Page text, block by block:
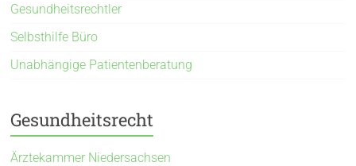
Gesundheitsrechtler
Selbsthilfe Büro
Unabhängige Patientenberatung
Gesundheitsrecht
Ärztekammer Niedersachsen